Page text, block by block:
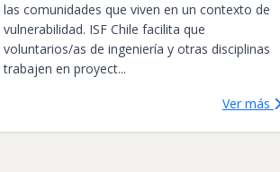
las comunidades que viven en un contexto de
vulnerabilidad. ISF Chile facilita que
voluntarios/as de ingeniería y otras disciplinas
trabajen en proyect...
Ver más